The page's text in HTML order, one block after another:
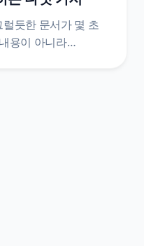
듯한 문서가 몇 초
용이 아니라